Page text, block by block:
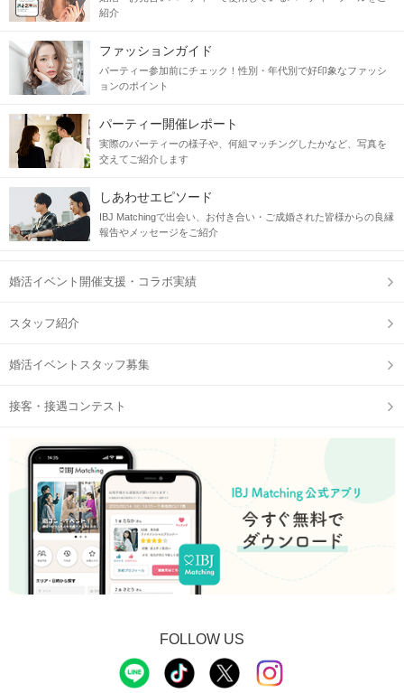
紹介
ファッションガイド
パーティー参加前にチェック！性別・年代別で好印象なファッシ
ョンのポイント
パーティー開催レポート
実際のパーティーの様子や、何組マッチングしたかなど、写真を
交えてご紹介します
しあわせエピソード
IBJ Matchingで出会い、お付き合い・ご成婚された皆様からの良縁
報告やメッセージをご紹介
婚活イベント開催支援・コラボ実績
スタッフ紹介
婚活イベントスタッフ募集
接客・接遇コンテスト
FOLLOW US